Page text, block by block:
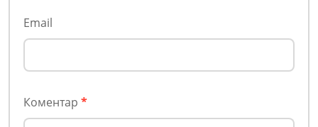
Email
Коментар *